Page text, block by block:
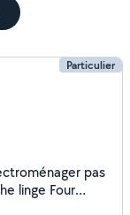
Particulier